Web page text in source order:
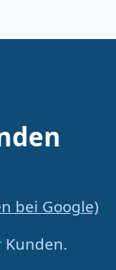
bei Google)
Kunden.